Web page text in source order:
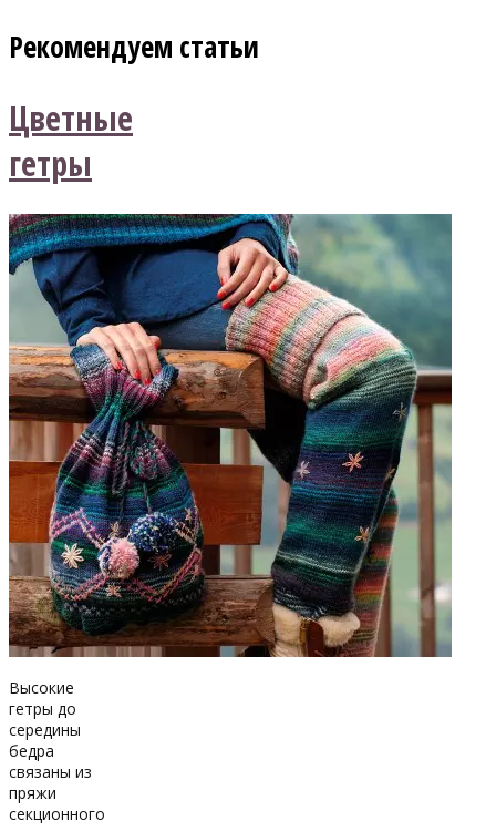
Рекомендуем статьи
Цветные
гетры
Высокие
гетры до
середины
бедра
связаны из
пряжи
секционного